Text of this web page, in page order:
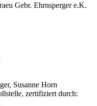
Gebr. Ehrnsperger e.K.
Susanne Horn
zertifiziert durch: